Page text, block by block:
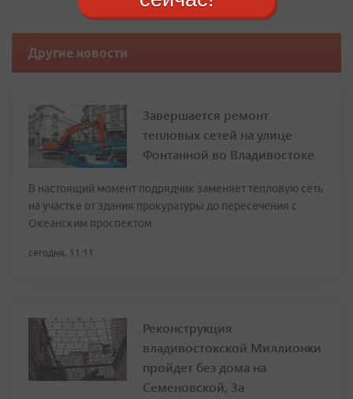
Другие новости
Завершается ремонт
тепловых сетей на улице
Фонтанной во Владивостоке
В настоящий момент подрядчик заменяет тепловую сеть
на участке от здания прокуратуры до пересечения с
Океанским проспектом
сегодня, 11:11
Реконструкция
владивостокской Миллионки
пройдет без дома на
Семеновской, 3а